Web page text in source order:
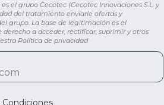
el grupo Cecotec (Cecotec Innovaciones S.L. y
del tratamiento enviarle ofertas y
grupo. La base de legitimación es el
a acceder, rectificar, suprimir y otros
Política de privacidad